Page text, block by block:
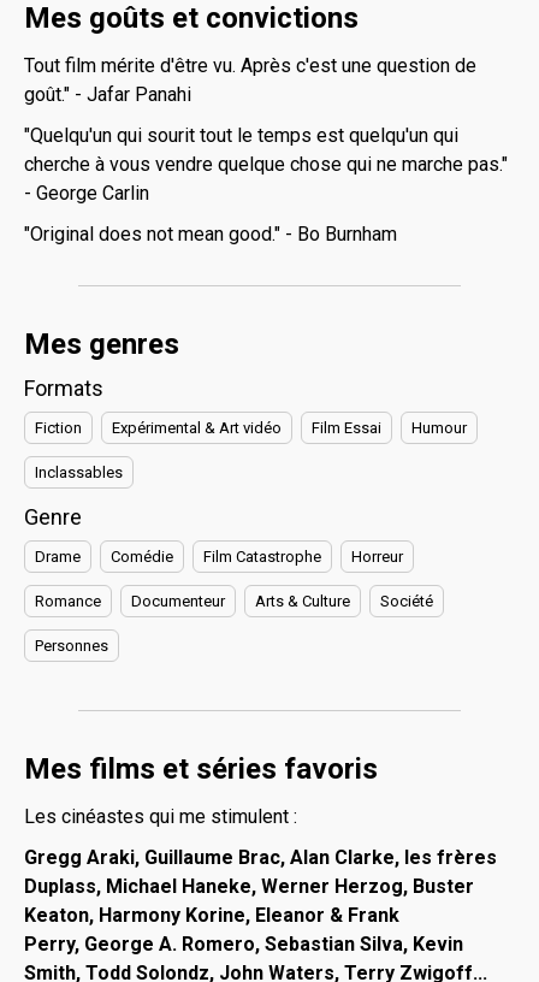
Mes goûts et convictions
Tout film mérite d'être vu. Après c'est une question de
goût." - Jafar Panahi
"Quelqu'un qui sourit tout le temps est quelqu'un qui
cherche à vous vendre quelque chose qui ne marche pas."
- George Carlin
"Original does not mean good." - Bo Burnham
Mes genres
Formats
Fiction Expérimental & Art vidéo Film Essai Humour
Inclassables
Genre
Drame Comédie Film Catastrophe Horreur
Romance Documenteur Arts & Culture Société
Personnes
Mes films et séries favoris
Les cinéastes qui me stimulent :
Gregg Araki, Guillaume Brac, Alan Clarke, les frères
Duplass, Michael Haneke, Werner Herzog, Buster
Keaton, Harmony Korine, Eleanor & Frank
Perry, George A. Romero, Sebastian Silva, Kevin
Smith, Todd Solondz, John Waters, Terry Zwigoff...